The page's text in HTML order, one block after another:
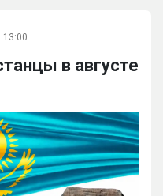
13:00
в августе